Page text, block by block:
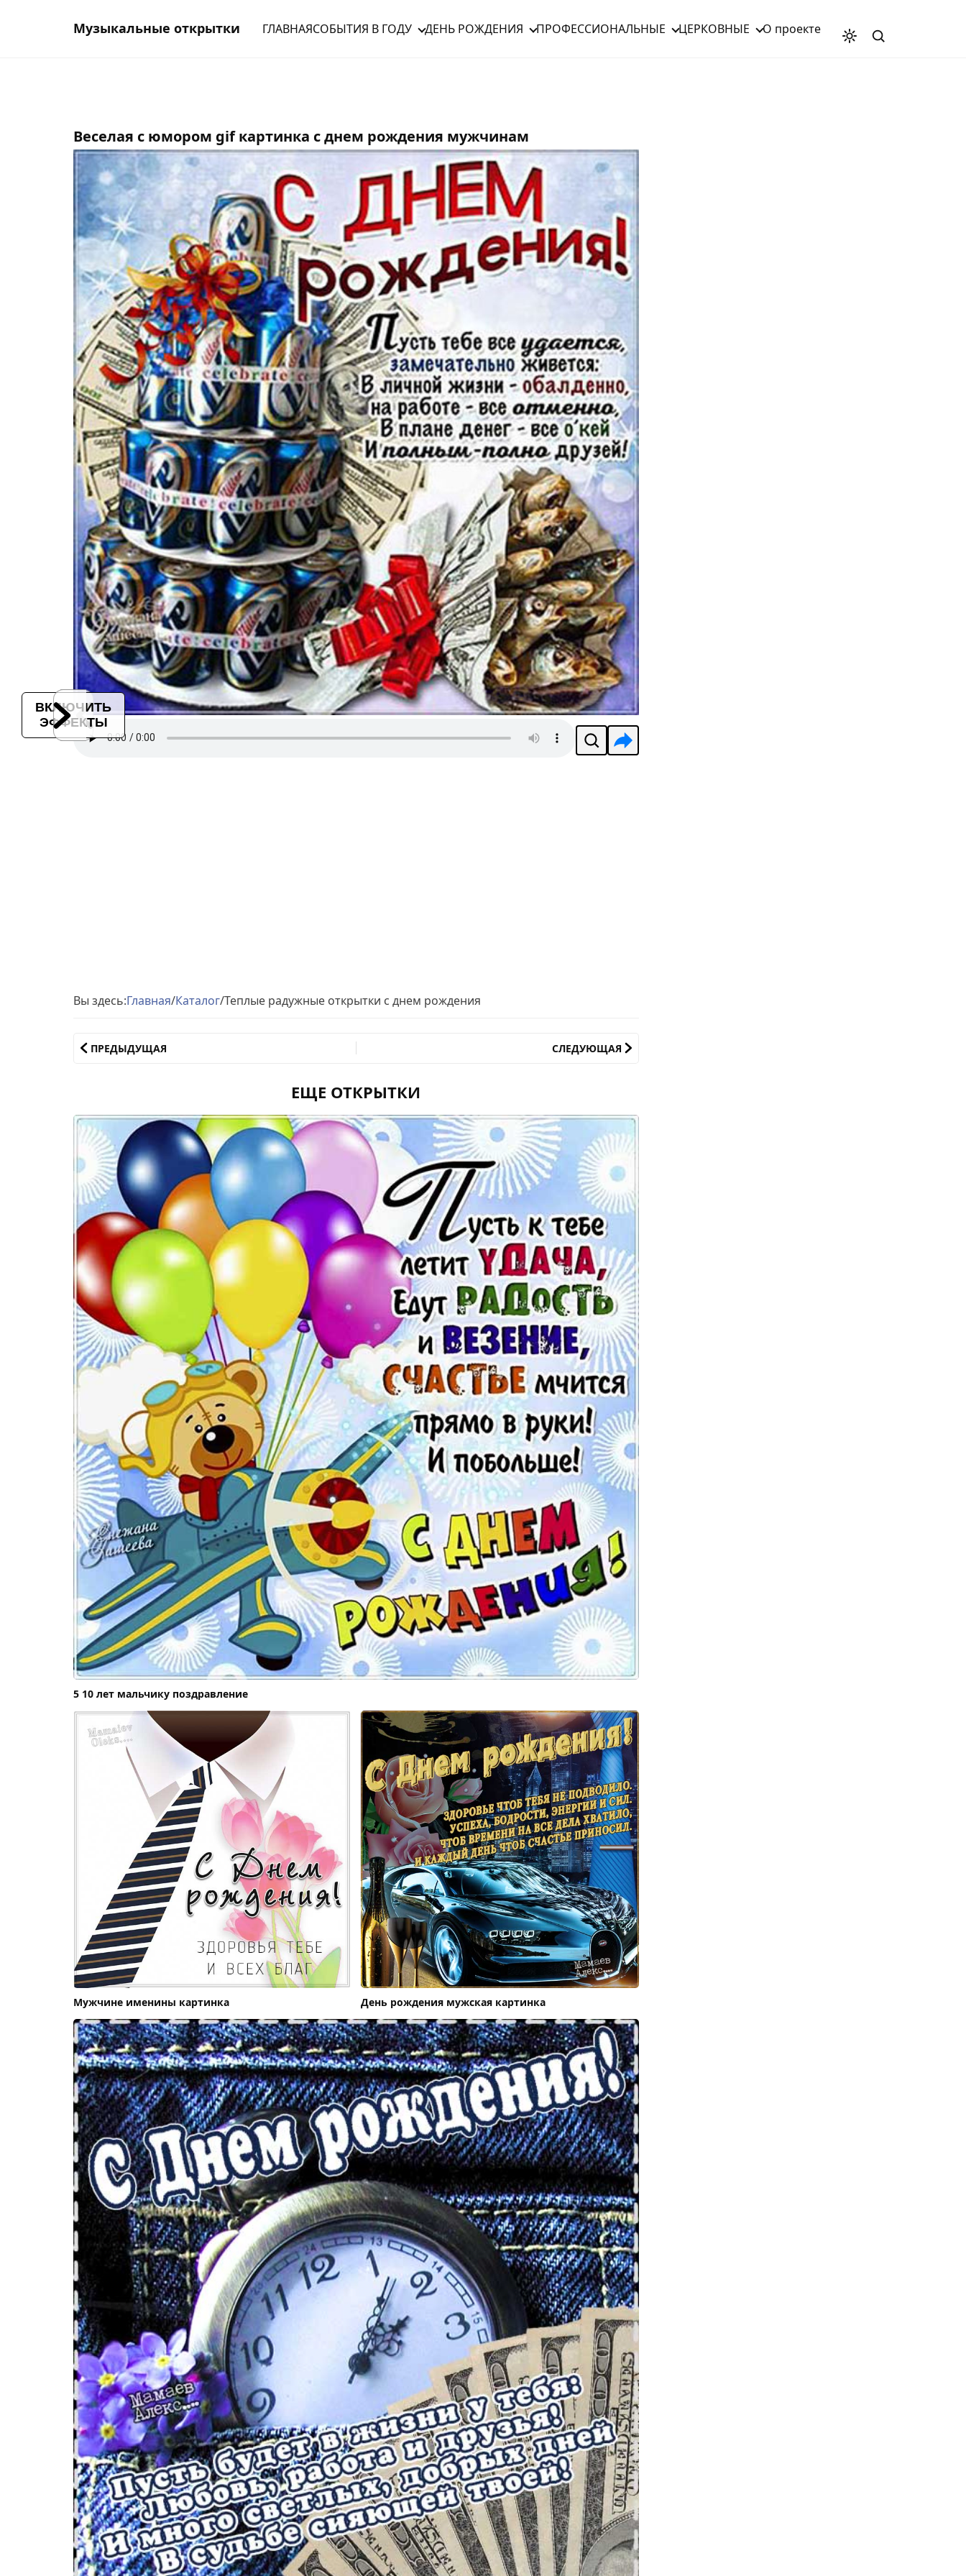
Музыкальные открытки ГЛАВНАЯСОБЫТИЯ В ГОДУ ДЕНЬ РОЖДЕНИЯ ПРОФЕССИОНАЛЬНЫЕ ЦЕРКОВНЫЕ О проекте
Веселая с юмором gif картинка с днем рождения мужчинам
ВКЛЮЧИТЬ
ЭФФЕКТЫ
Вы здесь:Главная/Каталог/Теплые радужные открытки с днем рождения
ПРЕДЫДУЩАЯ СЛЕДУЮЩАЯ
ЕЩЕ ОТКРЫТКИ
5 10 лет мальчику поздравление
Мужчине именины картинка День рождения мужская картинка